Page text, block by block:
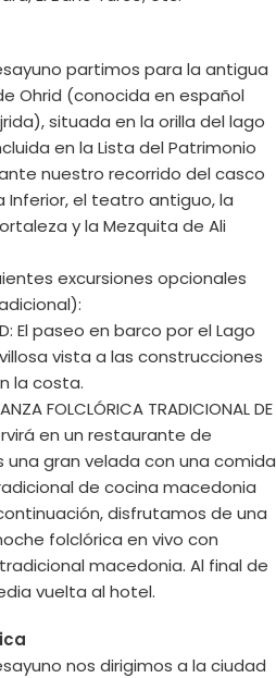
partimos para la antigua
Ohrid (conocida en español
situada en la orilla del lago
en la Lista del Patrimonio
nuestro recorrido del casco
el teatro antiguo, la
y la Mezquita de Ali
excursiones opcionales
El paseo en barco por el Lago
vista a las construcciones
la costa.
FOLCLÓRICA TRADICIONAL DE
en un restaurante de
una gran velada con una comida
de cocina macedonia
disfrutamos de una
folclórica en vivo con
macedonia. Al final de
vuelta al hotel.
nos dirigimos a la ciudad